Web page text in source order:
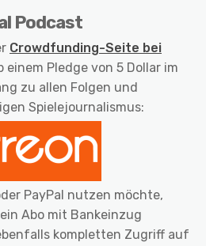
Podcast
Crowdfunding-Seite bei
einem Pledge von 5 Dollar im
zu allen Folgen und
Spielejournalismus:
PayPal nutzen möchte,
Abo mit Bankeinzug
kompletten Zugriff auf